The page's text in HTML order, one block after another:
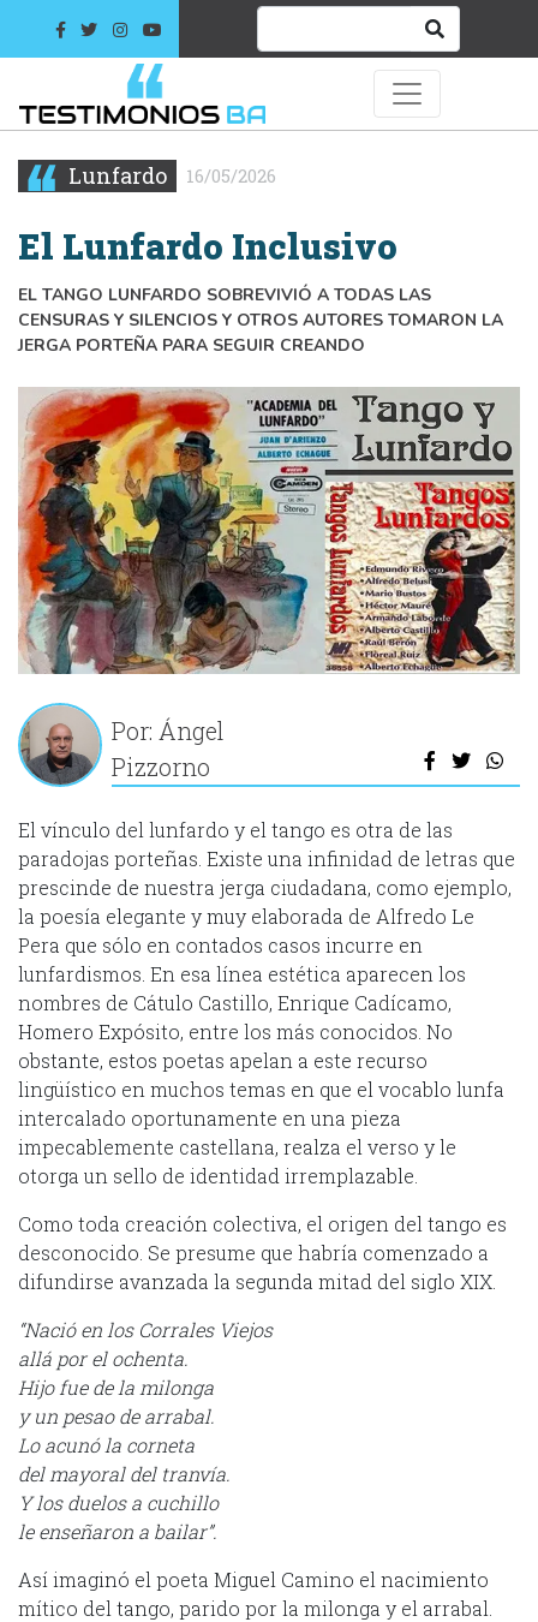
Lunfardo 16/05/2026
El Lunfardo Inclusivo
EL TANGO LUNFARDO SOBREVIVIÓ A TODAS LAS
CENSURAS Y SILENCIOS Y OTROS AUTORES TOMARON LA
JERGA PORTEÑA PARA SEGUIR CREANDO
Por: Ángel
Pizzorno
El vínculo del lunfardo y el tango es otra de las
paradojas porteñas. Existe una infinidad de letras que
prescinde de nuestra jerga ciudadana, como ejemplo,
la poesía elegante y muy elaborada de Alfredo Le
Pera que sólo en contados casos incurre en
lunfardismos. En esa línea estética aparecen los
nombres de Cátulo Castillo, Enrique Cadícamo,
Homero Expósito, entre los más conocidos. No
obstante, estos poetas apelan a este recurso
lingüístico en muchos temas en que el vocablo lunfa
intercalado oportunamente en una pieza
impecablemente castellana, realza el verso y le
otorga un sello de identidad irremplazable.
Como toda creación colectiva, el origen del tango es
desconocido. Se presume que habría comenzado a
difundirse avanzada la segunda mitad del siglo XIX.
“Nació en los Corrales Viejos
allá por el ochenta.
Hijo fue de la milonga
y un pesao de arrabal.
Lo acunó la corneta
del mayoral del tranvía.
Y los duelos a cuchillo
le enseñaron a bailar”.
Así imaginó el poeta Miguel Camino el nacimiento
mítico del tango, parido por la milonga y el arrabal.